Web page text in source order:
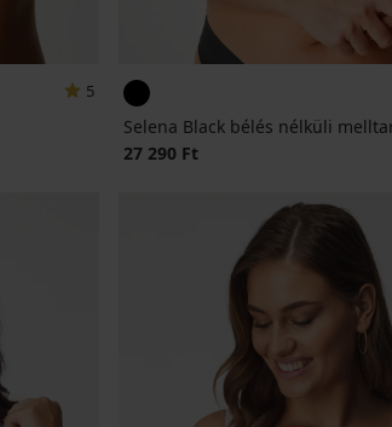
5
Selena Black bélés nélküli
27 290 Ft